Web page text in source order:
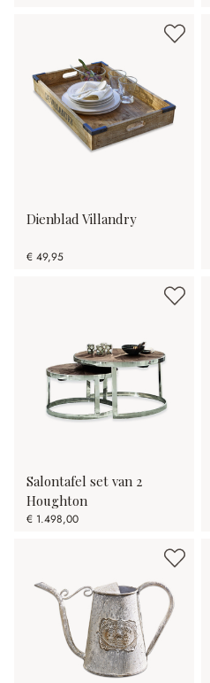
Dienblad Villandry
€ 49,95
Salontafel set van 2
Houghton
€ 1.498,00